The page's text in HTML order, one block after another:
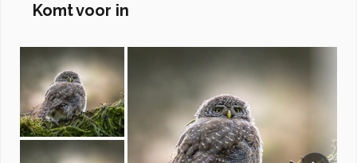
Komt voor in